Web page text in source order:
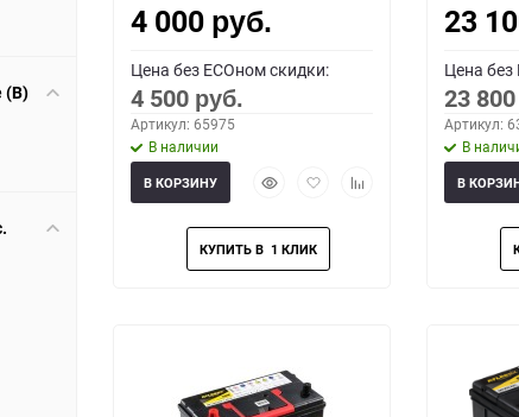
(В)
4 000 руб.
Цена без ECOном скидки:
4 500 руб.
Артикул: 65975
В наличии
БыстрыйДобавить
избранное
Добавить
В КОРЗИНУ
23
Цена без
23 800
Артикул:
В
В